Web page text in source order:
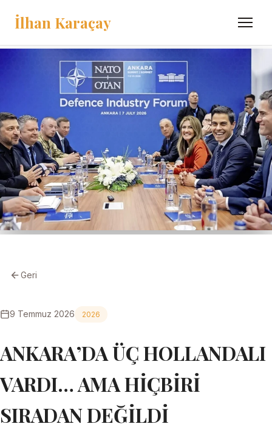
İlhan Karaçay Menü
Geri
9 Temmuz 2026 2026
ANKARA’DA ÜÇ HOLLANDALI
VARDI… AMA HİÇBİRİ
SIRADAN DEĞİLDİ